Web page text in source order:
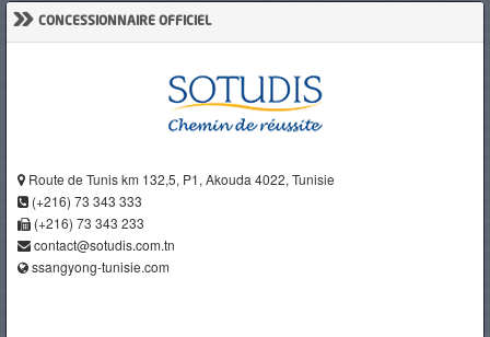
» CONCESSIONNAIRE OFFICIEL
Route de Tunis km 132,5, P1, Akouda 4022, Tunisie
(+216) 73 343 333
(+216) 73 343 233
contact@sotudis.com.tn
ssangyong-tunisie.com